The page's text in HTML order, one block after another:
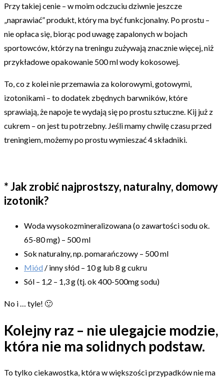
Przy takiej cenie – w moim odczuciu dziwnie jeszcze
„naprawiać” produkt, który ma być funkcjonalny. Po prostu –
nie opłaca się, biorąc pod uwagę zapalonych w bojach
sportowców, którzy na treningu zużywają znacznie więcej, niż
przykładowe opakowanie 500 ml wody kokosowej.
To, co z kolei nie przemawia za kolorowymi, gotowymi,
izotonikami – to dodatek zbędnych barwników, które
sprawiają, że napoje te wydają się po prostu sztuczne. Kij już z
cukrem – on jest tu potrzebny. Jeśli mamy chwilę czasu przed
treningiem, możemy po prostu wymieszać 4 składniki.
* Jak zrobić najprostszy, naturalny, domowy
izotonik?
Woda wysokozmineralizowana (o zawartości sodu ok.
65-80 mg) – 500 ml
Sok naturalny, np. pomarańczowy – 500 ml
Miód / inny słód – 10 g lub 8 g cukru
Sól – 1,2 – 1,3 g (tj. ok 400-500mg sodu)
No i … tyle! 🙂
Kolejny raz – nie ulegajcie modzie,
która nie ma solidnych podstaw.
To tylko ciekawostka, która w większości przypadków nie ma